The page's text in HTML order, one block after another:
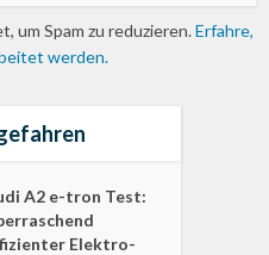
um Spam zu reduzieren.Erfahre,
werden.
A2 e-tron Test:
Elektro-